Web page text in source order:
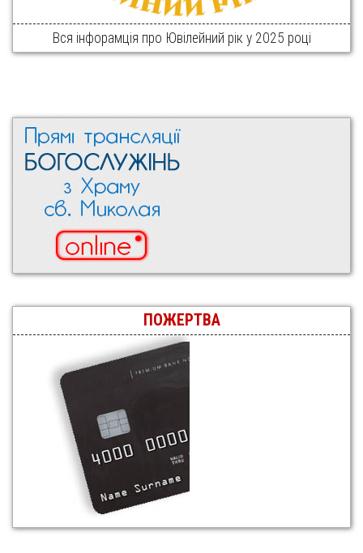
Вся інфорамція про Ювілейний рік у 2025 році
ПОЖЕРТВА